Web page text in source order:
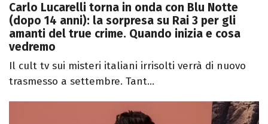
Carlo Lucarelli torna in onda con Blu Notte
(dopo 14 anni): la sorpresa su Rai 3 per gli
amanti del true crime. Quando inizia e cosa
vedremo
Il cult tv sui misteri italiani irrisolti verrà di nuovo
trasmesso a settembre. Tant...